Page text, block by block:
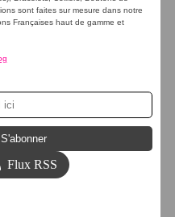
sont faites sur mesure dans notre
Françaises haut de gamme et
Flux RSS